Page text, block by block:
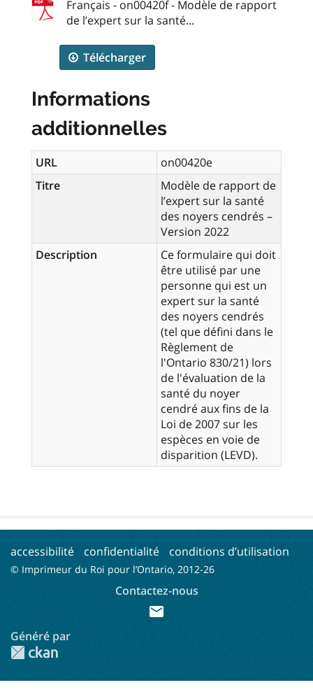
Français - on00420f - Modèle de rapport
de l’expert sur la santé...
Télécharger
Informations
additionnelles
URL
on00420e
Titre
Modèle de rapport de
l’expert sur la santé
des noyers cendrés –
Version 2022
Description
Ce formulaire qui doit
être utilisé par une
personne qui est un
expert sur la santé
des noyers cendrés
(tel que défini dans le
Règlement de
l'Ontario 830/21) lors
de l'évaluation de la
santé du noyer
cendré aux fins de la
Loi de 2007 sur les
espèces en voie de
disparition (LEVD).
accessibilité confidentialité conditions d’utilisation
© Imprimeur du Roi pour l’Ontario, 2012-26
Contactez-nous
mail
Généré par